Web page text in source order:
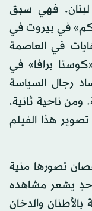
فهي سبق
في بيروت في
في العاصمة
برافا» في
رجال السياسة
ناحية ثانية،
هذا الفيلم
تصورها منية
حدٍ يشعر مشاهده
والدخان